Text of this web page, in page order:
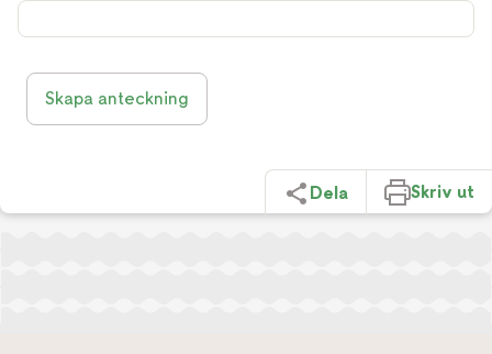
Skapa anteckning
Dela Skriv ut